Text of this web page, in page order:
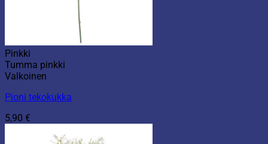
Pinkki
Tumma pinkki
Valkoinen
Pioni tekokukka
5,90 €